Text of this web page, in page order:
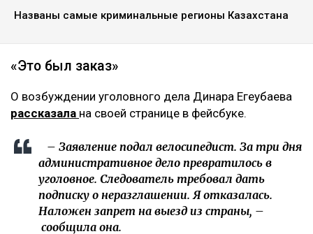
Названы самые криминальные регионы Казахстана
«Это был заказ»
О возбуждении уголовного дела Динара Егеубаева
рассказала на своей странице в фейсбуке.
– Заявление подал велосипедист. За три дня
административное дело превратилось в
уголовное. Следователь требовал дать
подписку о неразглашении. Я отказалась.
Наложен запрет на выезд из страны, –
сообщила она.